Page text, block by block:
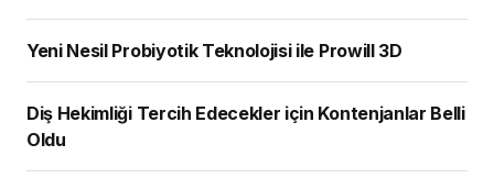
Yeni Nesil Probiyotik Teknolojisi ile Prowill 3D
Diş Hekimliği Tercih Edecekler için Kontenjanlar Belli
Oldu